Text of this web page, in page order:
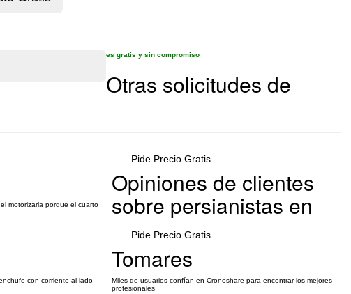
es gratis y sin compromiso
Otras solicitudes de
motorizarla porque el cuarto
Pide Precio Gratis
con corriente al lado
Pide Precio Gratis
Opiniones de clientes
sobre persianistas en
Tomares
Miles de usuarios confían en Cronoshare para encontrar los mejores
profesionales